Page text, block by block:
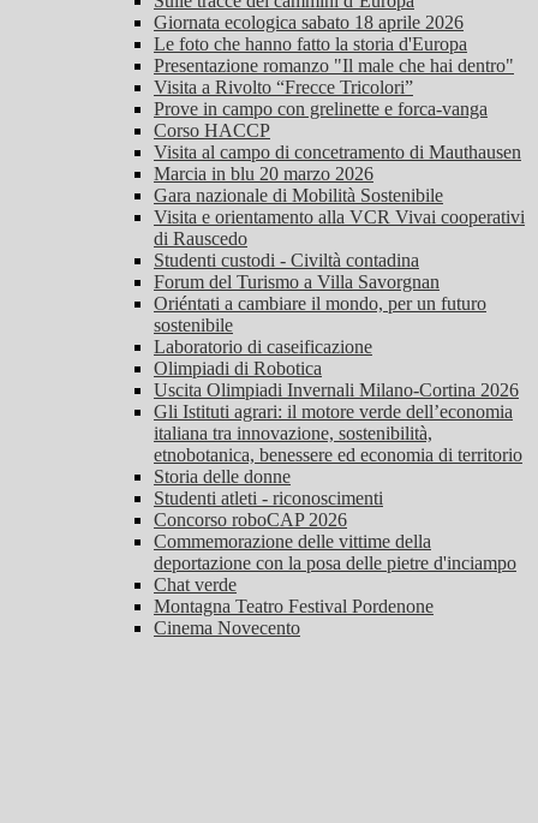
Giornata ecologica sabato 18 aprile 2026
Le foto che hanno fatto la storia d'Europa
Presentazione romanzo "Il male che hai dentro"
Visita a Rivolto “Frecce Tricolori”
Prove in campo con grelinette e forca-vanga
Corso HACCP
Visita al campo di concetramento di Mauthausen
Marcia in blu 20 marzo 2026
Gara nazionale di Mobilità Sostenibile
Visita e orientamento alla VCR Vivai cooperativi
di Rauscedo
Studenti custodi - Civiltà contadina
Forum del Turismo a Villa Savorgnan
Oriéntati a cambiare il mondo, per un futuro
sostenibile
Laboratorio di caseificazione
Olimpiadi di Robotica
Uscita Olimpiadi Invernali Milano-Cortina 2026
Gli Istituti agrari: il motore verde dell’economia
italiana tra innovazione, sostenibilità,
etnobotanica, benessere ed economia di territorio
Storia delle donne
Studenti atleti - riconoscimenti
Concorso roboCAP 2026
Commemorazione delle vittime della
deportazione con la posa delle pietre d'inciampo
Chat verde
Montagna Teatro Festival Pordenone
Cinema Novecento